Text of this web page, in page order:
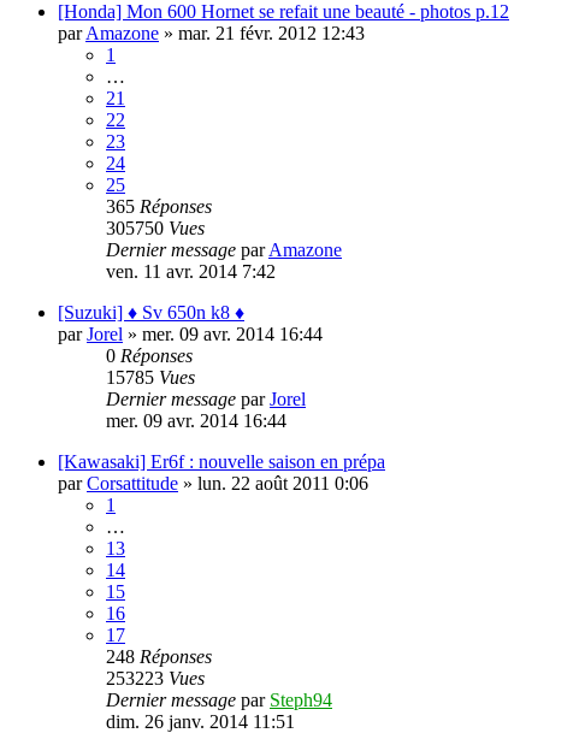
[Honda] Mon 600 Hornet se refait une beauté - photos p.12
parAmazone » mar. 21 févr. 2012 12:43
1
…
21
22
23
24
25
365 Réponses
305750 Vues
Dernier message parAmazone
ven. 11 avr. 2014 7:42
[Suzuki] ♦ Sv 650n k8 ♦
parJorel » mer. 09 avr. 2014 16:44
0 Réponses
15785 Vues
Dernier message parJorel
mer. 09 avr. 2014 16:44
[Kawasaki] Er6f : nouvelle saison en prépa
parCorsattitude » lun. 22 août 2011 0:06
1
…
13
14
15
16
17
248 Réponses
253223 Vues
Dernier message par Steph94
dim. 26 janv. 2014 11:51